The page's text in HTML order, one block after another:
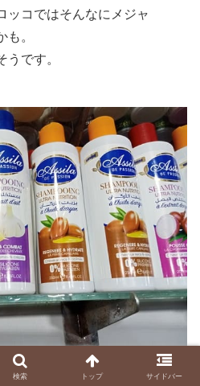
ッコではそんなにメジャ
も。
うです。
並ぶ。「好きなもの持
検索 トップ サイドバー